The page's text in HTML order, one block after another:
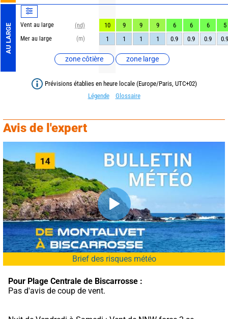
AU LARGE Vent au large
(nd)
Mer au large
(m)
zone côtière zone large
10 9 9 9 6 6 6
5
1
1 1 1 0.9 0.9 0.9 0.9
Prévisions établies en heure locale (Europe/Paris, UTC+02)
Légende
Glossaire
Avis de l'expert
Brief des risques météo
Pour Plage Centrale de Biscarrosse :
Pas d'avis de coup de vent.